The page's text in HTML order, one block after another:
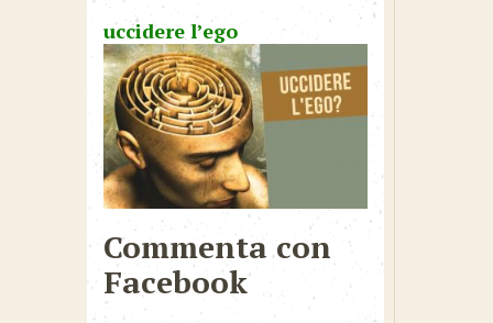
uccidere l’ego
Commenta con
Facebook